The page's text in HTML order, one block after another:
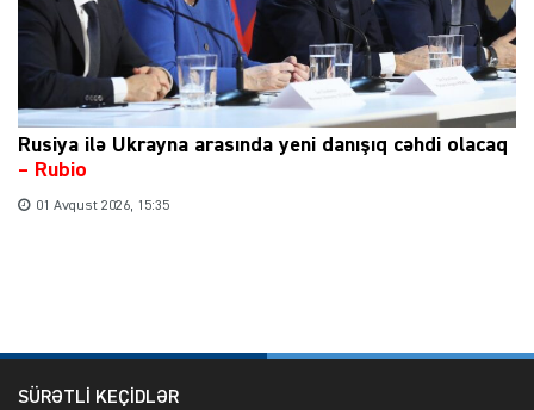
Rusiya ilə Ukrayna arasında yeni danışıq cəhdi olacaq
– Rubio
01 Avqust 2026, 15:35
SÜRƏTLİ KEÇİDLƏR